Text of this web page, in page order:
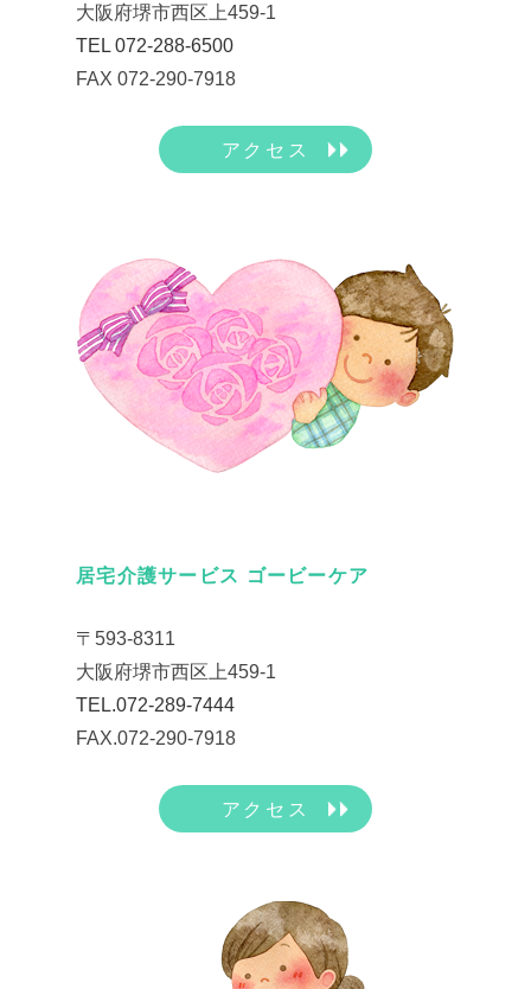
大阪府堺市西区上459-1
TEL 072-288-6500
FAX 072-290-7918
アクセス
居宅介護サービス ゴービーケア
〒593-8311
大阪府堺市西区上459-1
TEL.072-289-7444
FAX.072-290-7918
アクセス